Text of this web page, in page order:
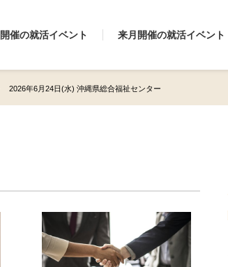
催の就活イベント 来月開催の就活イベント
2026年6月24日(水) 沖縄県総合福祉センター